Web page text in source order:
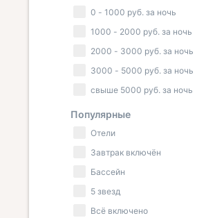
0 - 1000 руб. за ночь
1000 - 2000 руб. за ночь
2000 - 3000 руб. за ночь
3000 - 5000 руб. за ночь
свыше 5000 руб. за ночь
Популярные
Отели
Завтрак включён
Бассейн
5 звезд
Всё включено